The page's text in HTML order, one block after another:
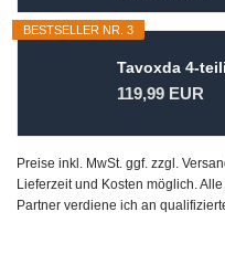
BESTSELLER NR. 3
Tavoxda 4-
119,99 EUR
Preise inkl. MwSt. ggf. zzgl.
Lieferzeit und Kosten möglich.
Partner verdiene ich an